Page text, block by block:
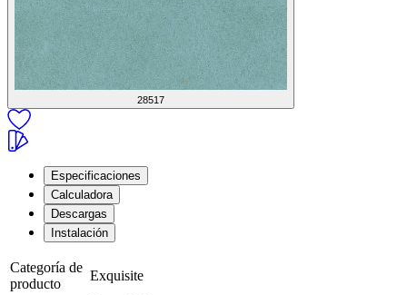
28517
Especificaciones
Calculadora
Descargas
Instalación
Categoría de
producto
Exquisite